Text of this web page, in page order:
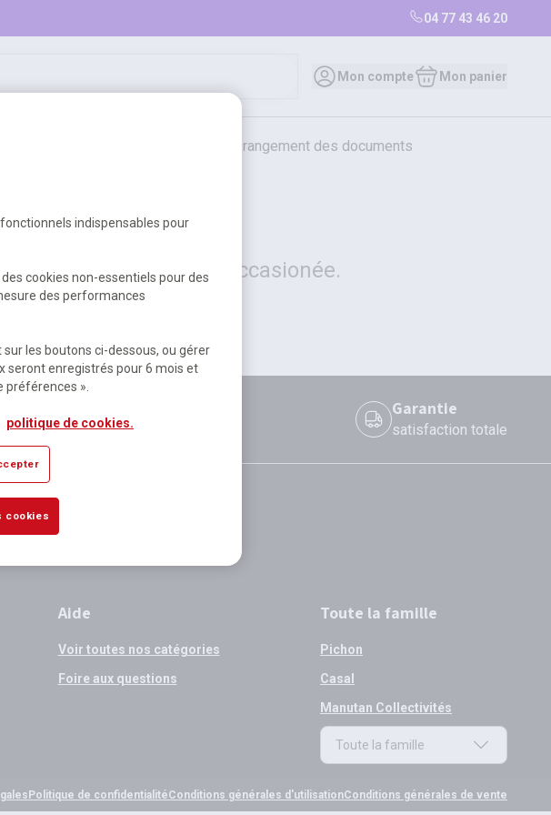
04 77 43 46 20
Mon compte Mon panier
bureautique et rangement des documents
travaux & entretien
pour la gêne occasionée.
si validation avant 12h
Garantie
satisfaction totale
Aide
Voir toutes nos catégories
Foire aux questions
Toute la famille
Pichon
Casal
Manutan Collectivités
Toute la famille
Politique de confidentialitéConditions générales d'utilisationConditions générales de vente
indispensables pour
cookies non-essentiels pour des
des performances
les boutons ci-dessous, ou gérer
seront enregistrés pour 6 mois et
préférences ».
politique de cookies.
cookies